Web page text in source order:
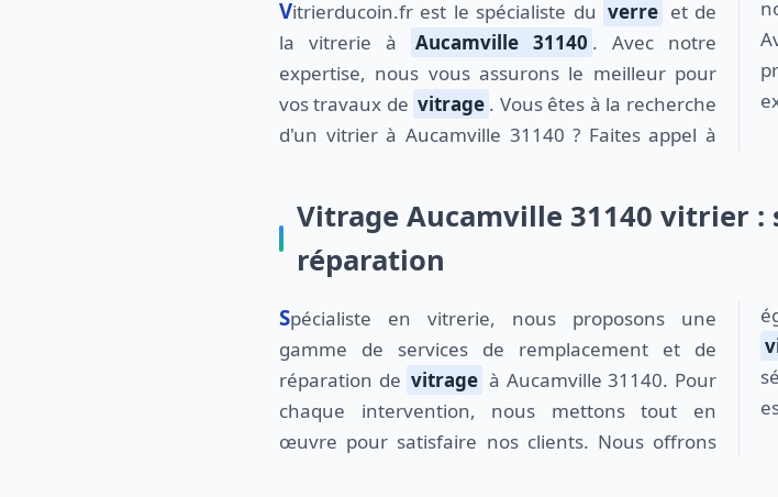
Vitrierducoin.fr est le spécialiste du verre et de
la vitrerie à
Aucamville 31140 . Avec notre
expertise, nous vous assurons le meilleur pour
vos travaux de vitrage . Vous êtes à la recherche
d'un vitrier à Aucamville 31140 ? Faites appel à
Vitrage Aucamville 31140 vitrier
réparation
Spécialiste en vitrerie, nous proposons une
gamme de services de remplacement et de
réparation de vitrage à Aucamville 31140. Pour
chaque intervention, nous mettons tout en
œuvre pour satisfaire nos clients. Nous offrons